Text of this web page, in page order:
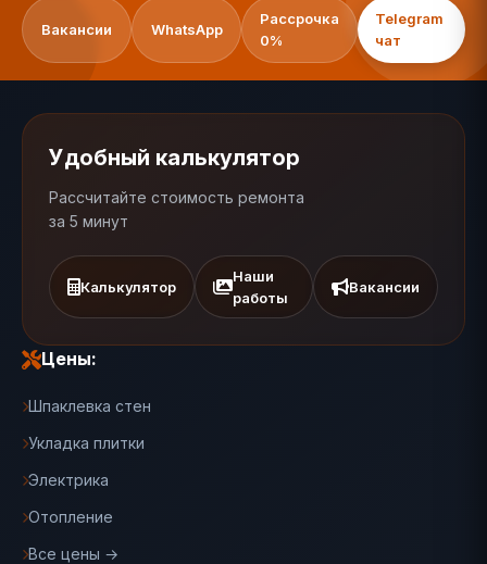
Вакансии WhatsApp
Рассрочка
0%
Telegram
чат
Удобный калькулятор
Рассчитайте стоимость ремонта
за 5 минут
Калькулятор
Наши
работы
Вакансии
Цены:
Шпаклевка стен
Укладка плитки
Электрика
Отопление
Все цены →